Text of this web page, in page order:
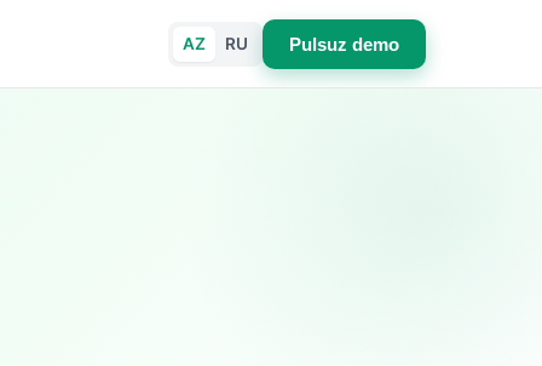
AZ RU Pulsuz demo